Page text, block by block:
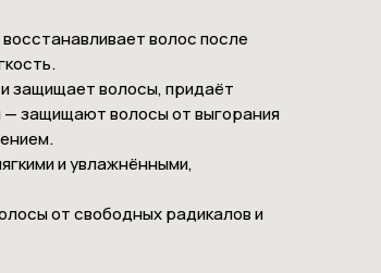
волос после
защищает волосы, придаёт
— защищают волосы от выгорания
и увлажнёнными,
от свободных радикалов и